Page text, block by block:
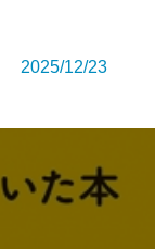
2025/12/23